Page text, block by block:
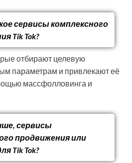
сервисы комплексного
Tik Tok?
отбирают целевую
параметрам и привлекают её
массфолловинга и
сервисы
продвижения или
Tik Tok?